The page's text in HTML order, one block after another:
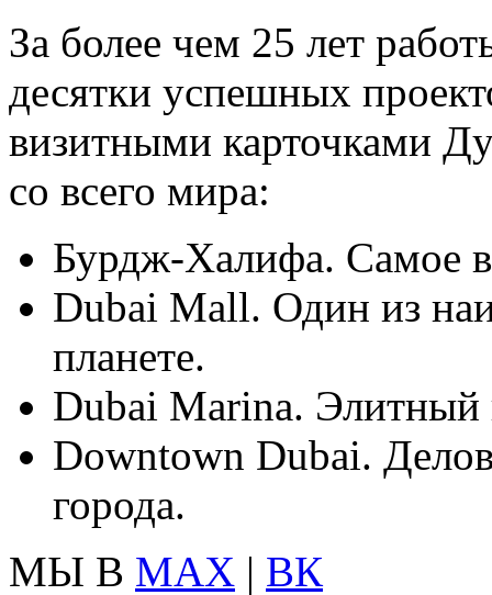
За более чем 25 лет
десятки успешных
визитными карточками
со всего мира:
Бурдж-Халифа. Самое
Dubai Mall. Один из
планете.
Dubai Marina.
Downtown Dubai.
города.
МЫ В MAX | ВК